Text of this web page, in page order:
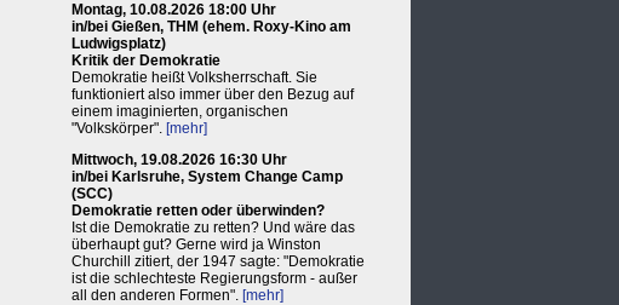
Montag, 10.08.2026 18:00 Uhr
in/bei Gießen, THM (ehem. Roxy-Kino am
Ludwigsplatz)
Kritik der Demokratie
Demokratie heißt Volksherrschaft. Sie
funktioniert also immer über den Bezug auf
einem imaginierten, organischen
"Volkskörper". [mehr]
Mittwoch, 19.08.2026 16:30 Uhr
in/bei Karlsruhe, System Change Camp
(SCC)
Demokratie retten oder überwinden?
Ist die Demokratie zu retten? Und wäre das
überhaupt gut? Gerne wird ja Winston
Churchill zitiert, der 1947 sagte: "Demokratie
ist die schlechteste Regierungsform - außer
all den anderen Formen". [mehr]